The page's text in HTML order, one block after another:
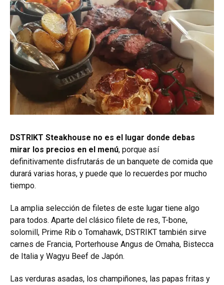
DSTRIKT Steakhouse no es el lugar donde debas
mirar los precios en el menú, porque así
definitivamente disfrutarás de un banquete de comida que
durará varias horas, y puede que lo recuerdes por mucho
tiempo.
La amplia selección de filetes de este lugar tiene algo
para todos. Aparte del clásico filete de res, T-bone,
solomill, Prime Rib o Tomahawk, DSTRIKT también sirve
carnes de Francia, Porterhouse Angus de Omaha, Bistecca
de Italia y Wagyu Beef de Japón.
Las verduras asadas, los champiñones, las papas fritas y